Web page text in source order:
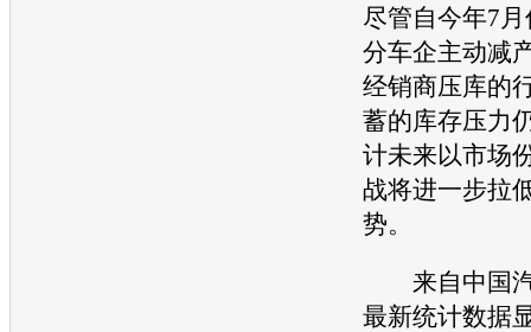
尽管自今年7
分车企主动减
经销商压库的
蓄的库存压力
计未来以市场
战将进一步拉
势。
来自中国汽
最新统计数据